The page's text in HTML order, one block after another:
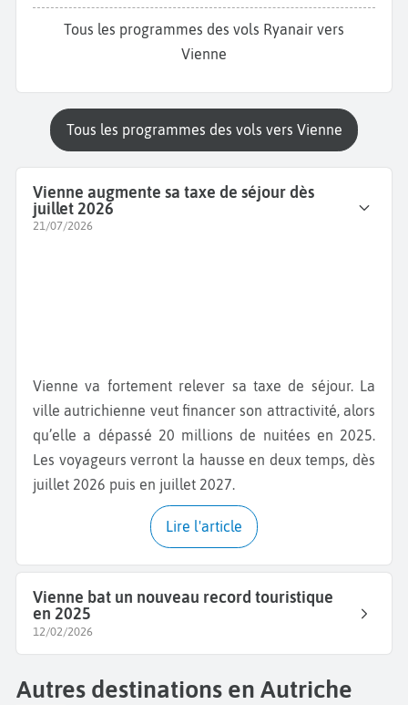
Tous les programmes des vols Ryanair vers
Vienne
Tous les programmes des vols vers Vienne
Vienne augmente sa taxe de séjour dès
juillet 2026
21/07/2026
Vienne va fortement relever sa taxe de séjour. La
ville autrichienne veut financer son attractivité, alors
qu’elle a dépassé 20 millions de nuitées en 2025.
Les voyageurs verront la hausse en deux temps, dès
juillet 2026 puis en juillet 2027.
Lire l'article
Vienne bat un nouveau record touristique
en 2025
12/02/2026
Autres destinations en Autriche